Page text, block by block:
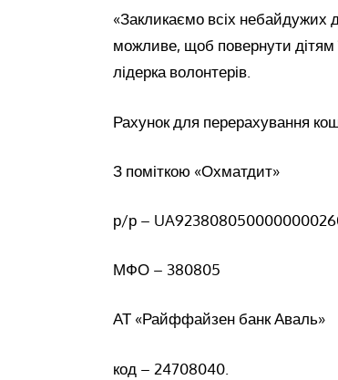
«Закликаємо всіх небайдужих
можливе, щоб повернути дітям
лідерка волонтерів.
Рахунок для перерахування
З поміткою «Охматдит»
р/р –
МФО – 380805
АТ «Райффайзен банк Аваль»
код – 24708040.